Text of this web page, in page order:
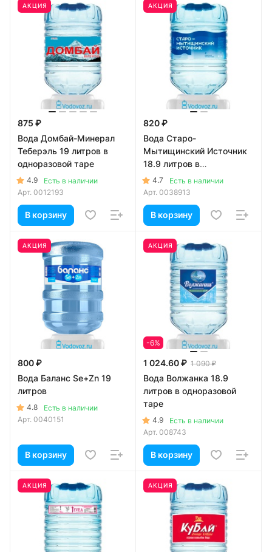
АКЦИЯ
875 ₽
Вода Домбай-Минерал
Теберэль 19 литров в
одноразовой таре
4.9
Есть в наличии
Арт. 0012193
В корзину
АКЦИЯ
820 ₽
Вода Старо-
Мытищинский Источник
18.9 литров в
одноразовой таре
4.7
Есть в наличии
Арт. 0038913
В корзину
АКЦИЯ
800 ₽
Вода Баланс Se+Zn 19
литров
4.8
Есть в наличии
Арт. 0040151
В корзину
АКЦИЯ
-6%
1 024.60 ₽ 1 090 ₽
Вода Волжанка 18.9
литров в одноразовой
таре
4.9
Есть в наличии
Арт. 008743
В корзину
АКЦИЯ АКЦИЯ